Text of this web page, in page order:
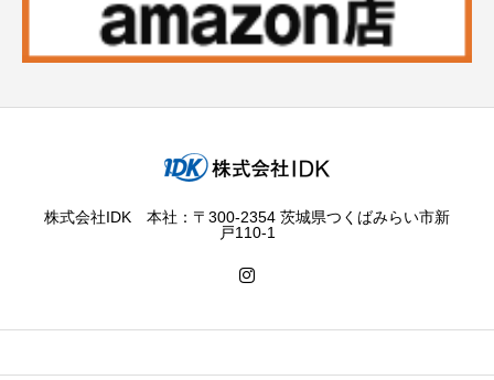
株式会社IDK 本社：〒300-2354 茨城県つくばみらい市新
戸110-1